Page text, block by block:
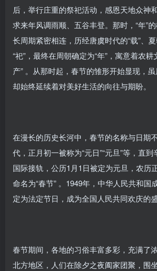
后，举行庄重的祭祀活动，感恩天地众神
求来年风调雨顺、五谷丰登。那时，“年”
长周期紧密相连，历经唐虞时代的“载”、
“祀”，最终在周朝确定为“年”，寓意着农耕
产” 。从那时起，春节的雏形开始显现，虽
却始终延续着对美好生活的向往与期盼。
在漫长的历史长河中，春节的名称与日期
代，正月初一被称为“元日”“元旦”等，直
国际接轨，公历1月1日被定为元旦，农历
命名为“春节” 。1949年，中华人民共和国
定为法定节日，成为全国人民共同欢庆的盛
春节期间，各地的习俗丰富多彩，充满了
北方地区，人们在除夕之夜阖家团聚，围